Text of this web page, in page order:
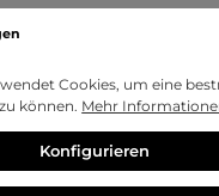
Cookies, um eine
können. Mehr
Konfigurieren